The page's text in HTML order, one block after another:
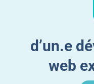
d’un.e
web